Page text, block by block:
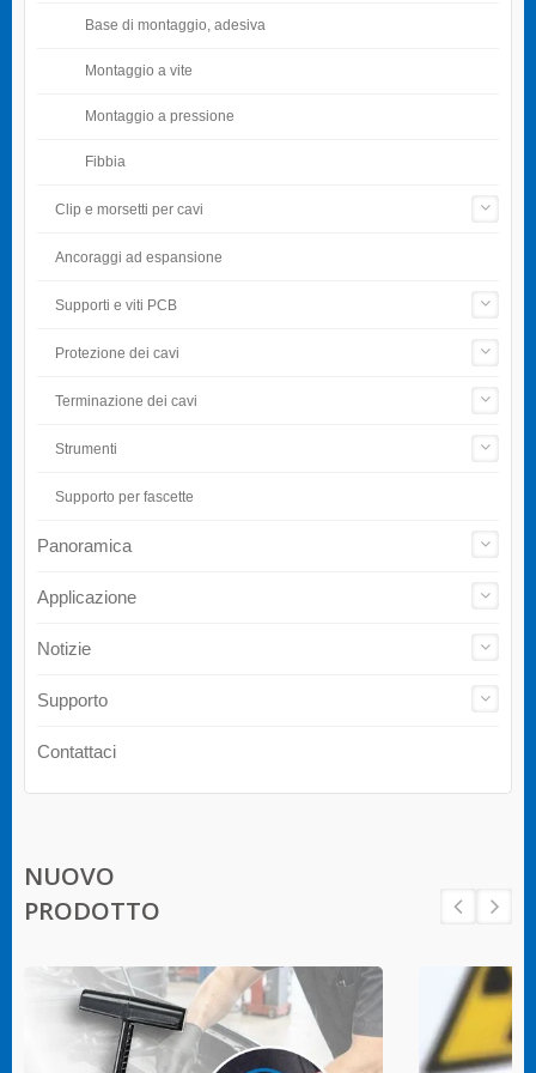
Base di montaggio, adesiva
Montaggio a vite
Montaggio a pressione
Fibbia
Clip e morsetti per cavi
Ancoraggi ad espansione
Supporti e viti PCB
Protezione dei cavi
Terminazione dei cavi
Strumenti
Supporto per fascette
Panoramica
Applicazione
Notizie
Supporto
Contattaci
NUOVO
PRODOTTO